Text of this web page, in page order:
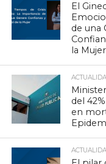
El
de una
la Mujer
del
en